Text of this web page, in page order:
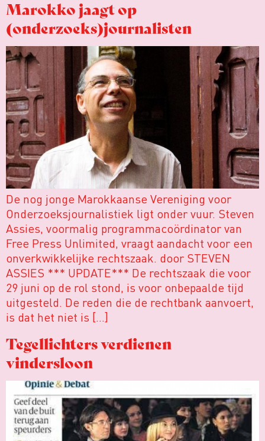
Marokko jaagt op
(onderzoeks)journalisten
De nog jonge Marokkaanse Vereniging voor
Onderzoeksjournalistiek ligt onder vuur. Steven
Assies, voormalig programmacoördinator van
Free Press Unlimited, vraagt aandacht voor een
onverkwikkelijke rechtszaak. door STEVEN
ASSIES *** UPDATE*** De rechtszaak die voor
29 juni op de rol stond, is voor onbepaalde tijd
uitgesteld. De reden die de rechtbank aanvoert,
is dat het niet is […]
Tegellichters verdienen
vindersloon